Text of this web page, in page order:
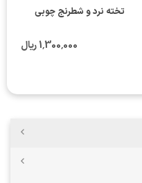
تخته نرد و شطرنج چوبی
1٬300٬000 ریال